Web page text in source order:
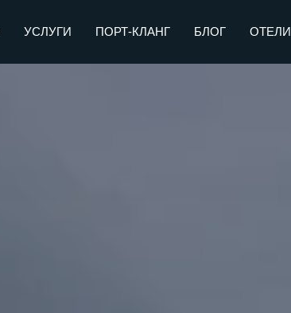
УСЛУГИ ПОРТ-КЛАНГ БЛОГ ОТЕЛИ